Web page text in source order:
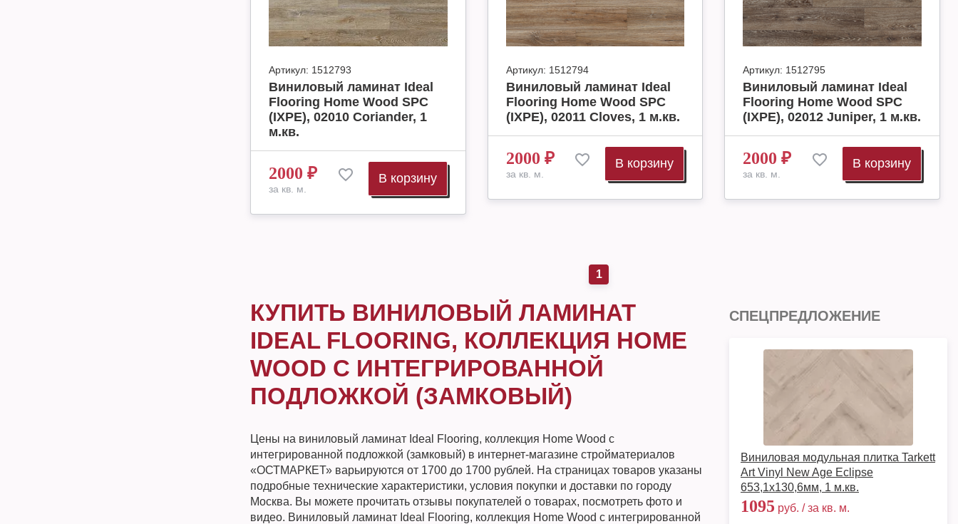
Артикул: 1512793
Виниловый ламинат Ideal
Flooring Home Wood SPC
(IXPE), 02010 Coriander, 1
м.кв.
2000 ₽
за кв. м.
В корзину
Артикул: 1512794
Виниловый ламинат Ideal
Flooring Home Wood SPC
(IXPE), 02011 Cloves, 1 м.кв.
2000 ₽
за кв. м.
В корзину
Артикул: 1512795
Виниловый ламинат Ideal
Flooring Home Wood SPC
(IXPE), 02012 Juniper, 1 м.кв.
2000 ₽
за кв. м.
В корзину
1
КУПИТЬ ВИНИЛОВЫЙ ЛАМИНАТ
IDEAL FLOORING, КОЛЛЕКЦИЯ HOME
WOOD С ИНТЕГРИРОВАННОЙ
ПОДЛОЖКОЙ (ЗАМКОВЫЙ)
Цены на виниловый ламинат Ideal Flooring, коллекция Home Wood с
интегрированной подложкой (замковый) в интернет-магазине стройматериалов
«ОСТМАРКЕТ» варьируются от 1700 до 1700 рублей. На страницах товаров указаны
подробные технические характеристики, условия покупки и доставки по городу
Москва. Вы можете прочитать отзывы покупателей о товарах, посмотреть фото и
видео. Виниловый ламинат Ideal Flooring, коллекция Home Wood с интегрированной
СПЕЦПРЕДЛОЖЕНИЕ
Виниловая модульная плитка Tarkett
Art Vinyl New Age Eclipse
653,1х130,6мм, 1 м.кв.
1095 руб. / за кв. м.